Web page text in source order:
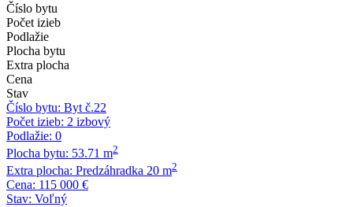
Číslo bytu
Počet izieb
Podlažie
Plocha bytu
Extra plocha
Cena
Stav
Číslo bytu: Byt č.22
Počet izieb: 2 izbový
Podlažie: 0
Plocha bytu: 53.71 m2
Extra plocha: Predzáhradka 20 m2
Cena: 115 000 €
Stav: Voľný